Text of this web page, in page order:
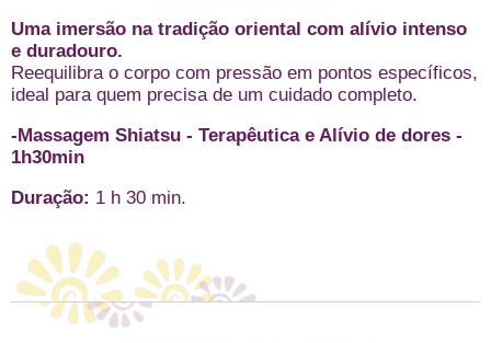
Uma imersão na tradição oriental com alívio intenso
e duradouro.
Reequilibra o corpo com pressão em pontos específicos,
ideal para quem precisa de um cuidado completo.
-Massagem Shiatsu - Terapêutica e Alívio de dores -
1h30min
Duração: 1 h 30 min.